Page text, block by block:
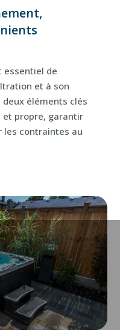
essentiel de
et à son
éléments clés
et propre, garantir
contraintes au